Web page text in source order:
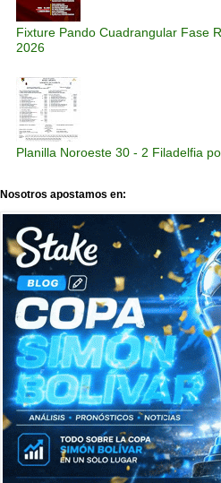
Fixture Pando Cuadrangular Fase
2026
Planilla Noroeste 30 - 2 Filadelfia
Nosotros apostamos en: